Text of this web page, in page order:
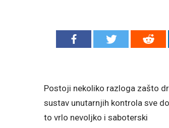
Postoji nekoliko razloga zašto
sustav unutarnjih kontrola sve
to vrlo nevoljko i saboterski